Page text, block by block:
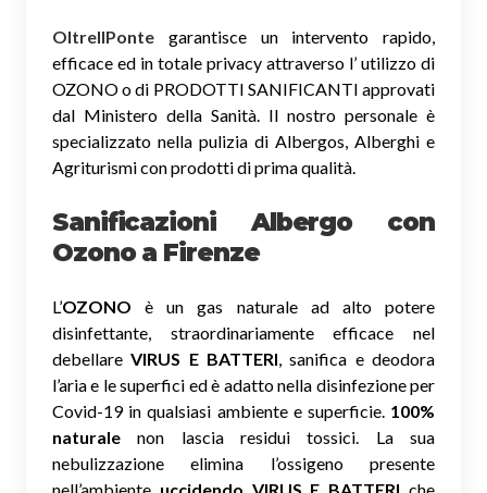
OltreIlPonte garantisce un intervento rapido,
efficace ed in totale privacy attraverso l’ utilizzo di
OZONO o di PRODOTTI SANIFICANTI approvati
dal Ministero della Sanità. Il nostro personale è
specializzato nella pulizia di Albergos, Alberghi e
Agriturismi con prodotti di prima qualità.
Sanificazioni Albergo con
Ozonoa Firenze
L’OZONO è un gas naturale ad alto potere
disinfettante, straordinariamente efficace nel
debellareVIRUS E BATTERI, sanifica e deodora
l’aria e le superfici ed è adatto nella disinfezione per
Covid-19 in qualsiasi ambiente e superficie. 100%
naturale non lascia residui tossici. La sua
nebulizzazione elimina l’ossigeno presente